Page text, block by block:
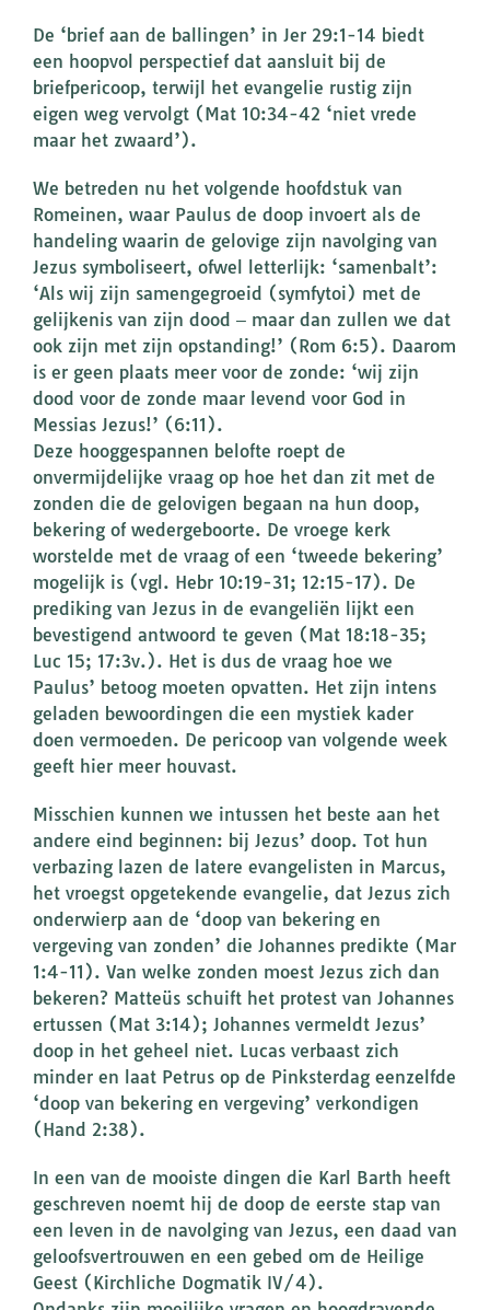
De ‘brief aan de ballingen’ in Jer 29:1-14 biedt
een hoopvol perspectief dat aansluit bij de
briefpericoop, terwijl het evangelie rustig zijn
eigen weg vervolgt (Mat 10:34-42 ‘niet vrede
maar het zwaard’).
We betreden nu het volgende hoofdstuk van
Romeinen, waar Paulus de doop invoert als de
handeling waarin de gelovige zijn navolging van
Jezus symboliseert, ofwel letterlijk: ‘samenbalt’:
‘Als wij zijn samengegroeid (symfytoi) met de
gelijkenis van zijn dood ‒ maar dan zullen we dat
ook zijn met zijn opstanding!’ (Rom 6:5). Daarom
is er geen plaats meer voor de zonde: ‘wij zijn
dood voor de zonde maar levend voor God in
Messias Jezus!’ (6:11).
Deze hooggespannen belofte roept de
onvermijdelijke vraag op hoe het dan zit met de
zonden die de gelovigen begaan na hun doop,
bekering of wedergeboorte. De vroege kerk
worstelde met de vraag of een ‘tweede bekering’
mogelijk is (vgl. Hebr 10:19-31; 12:15-17). De
prediking van Jezus in de evangeliën lijkt een
bevestigend antwoord te geven (Mat 18:18-35;
Luc 15; 17:3v.). Het is dus de vraag hoe we
Paulus’ betoog moeten opvatten. Het zijn intens
geladen bewoordingen die een mystiek kader
doen vermoeden. De pericoop van volgende week
geeft hier meer houvast.
Misschien kunnen we intussen het beste aan het
andere eind beginnen: bij Jezus’ doop. Tot hun
verbazing lazen de latere evangelisten in Marcus,
het vroegst opgetekende evangelie, dat Jezus zich
onderwierp aan de ‘doop van bekering en
vergeving van zonden’ die Johannes predikte (Mar
1:4-11). Van welke zonden moest Jezus zich dan
bekeren? Matteüs schuift het protest van Johannes
ertussen (Mat 3:14); Johannes vermeldt Jezus’
doop in het geheel niet. Lucas verbaast zich
minder en laat Petrus op de Pinksterdag eenzelfde
‘doop van bekering en vergeving’ verkondigen
(Hand 2:38).
In een van de mooiste dingen die Karl Barth heeft
geschreven noemt hij de doop de eerste stap van
een leven in de navolging van Jezus, een daad van
geloofsvertrouwen en een gebed om de Heilige
Geest (Kirchliche Dogmatik IV/4).